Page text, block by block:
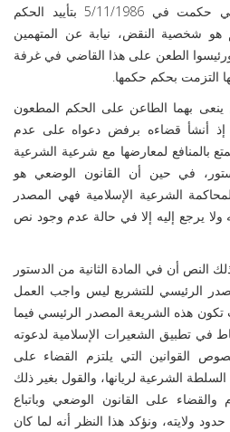
أمام المحكمة بني سويف التي حكمت في 5/11/1986 بتأييد الحكم
شخصية النقض، نيابة عن المتهمين
ورئيسوا الطعن على هذا القاضي في غرفة
التزمت بحكم حكمها.
بهما الطاعن على الحكم المطعون
إذ أنشأ قضاءه برفض دعواه على عدم
بالمنافع لمعارضها مع شرعية الشرعية
في حين أن القانون الوضعي هو
الشرعية الإسلامية فهي المصدر
يرجع إليه إلا في حالة عدم وجود نص
النص أن في المادة الثانية من الدستور
الرئيسي للتشريع ليس واجب العمل
تكون هذه الشريعة المصدر الرئيسي فيما
في تطبيق الشعيرات الإسلامية لدعوته
القوانين التي يلتزم القضاء على
الشرعية لريانها، والقول بغير ذلك
والقضاء على القانون الوضعي وباتباع
ولايته، ونؤكد هذا النظر أنه لما كان